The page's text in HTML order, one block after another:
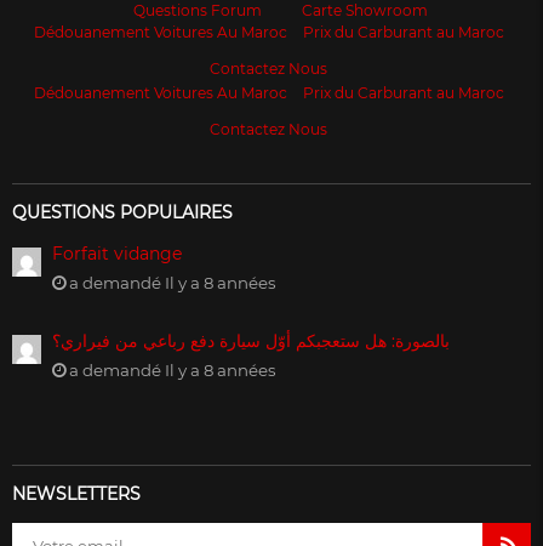
Questions Forum
Carte Showroom
Dédouanement Voitures Au Maroc
Prix du Carburant au Maroc
Contactez Nous
Dédouanement Voitures Au Maroc
Prix du Carburant au Maroc
Contactez Nous
QUESTIONS POPULAIRES
Forfait vidange
a demandé Il y a 8 années
بالصورة: هل ستعجبكم أوّل سيارة دفع رباعي من فيراري؟
a demandé Il y a 8 années
NEWSLETTERS